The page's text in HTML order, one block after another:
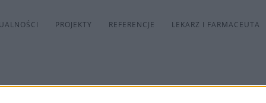
PROJEKTY REFERENCJE LEKARZ I FARMACEUTA